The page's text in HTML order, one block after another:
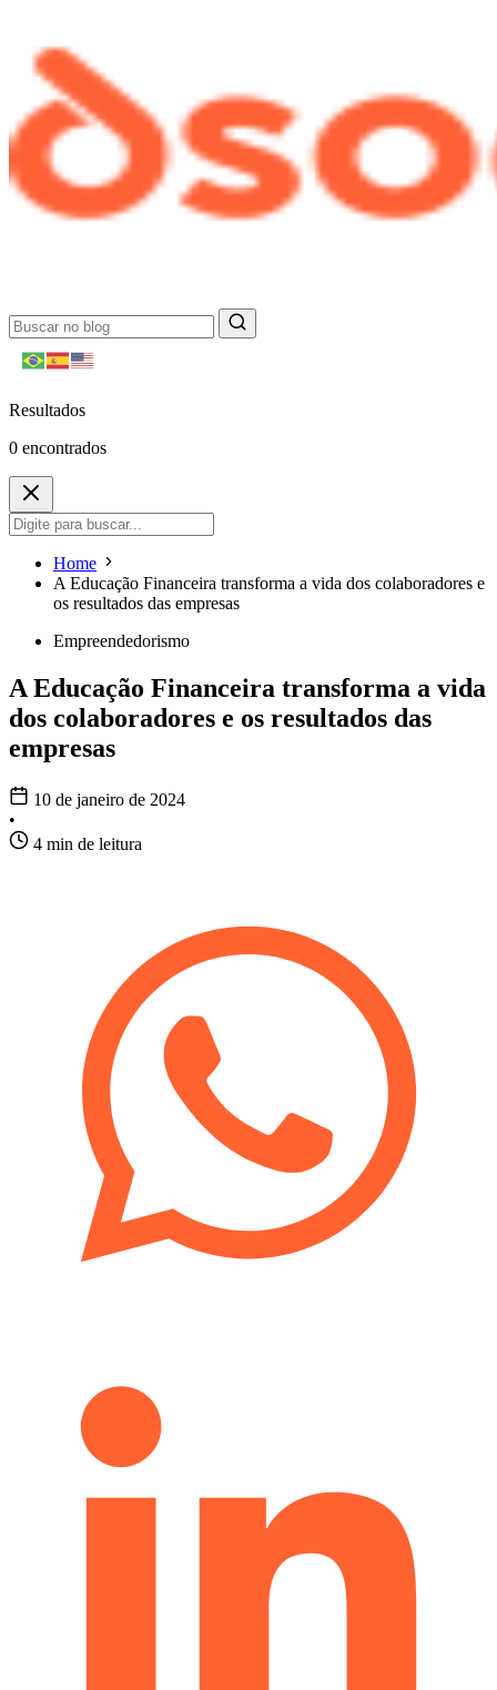
Resultados
0 encontrados
Home
A Educação Financeira transforma a vida dos colaboradores e
os resultados das empresas
Empreendedorismo
A Educação Financeira transforma a vida
dos colaboradores e os resultados das
empresas
10 de janeiro de 2024
•
4 min de leitura